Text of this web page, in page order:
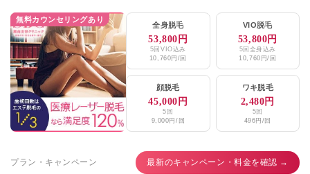
レジーナクリニックオム新宿院、上野院、
池袋院、銀座院、渋谷院、町田院
★4.6 / 5（423件）
湘南美容クリニック新宿本院・新宿南口院 ★4.4 / 5（2,104件）
メンズリゼ新宿南口 ★4.1 / 5（181件）
無料カウンセリングあり
全身脱毛
53,800円
5回VIO込み
10,760円/回
VIO脱毛
53,800円
5回全身込み
10,760円/回
顔脱毛
45,000円
5回
9,000円/回
ワキ脱毛
2,480円
5回
496円/回
プラン・キャンペーン 最新のキャンペーン・料金を確認 →